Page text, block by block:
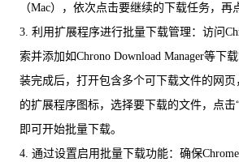
（Mac），依次点击要继续的下载任务，再
3. 利用扩展程序进行批量下载管理：访问
索并添加如Chrono Download Manager等下
装完成后，打开包含多个可下载文件的网
的扩展程序图标，选择要下载的文件，点击
即可开始批量下载。
4. 通过设置启用批量下载功能：确保